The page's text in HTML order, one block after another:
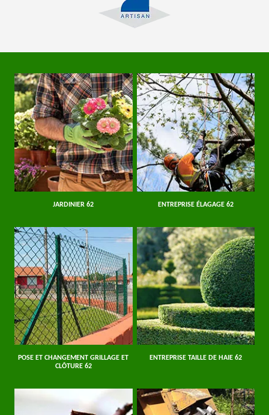
JARDINIER 62 ENTREPRISE ÉLAGAGE 62
POSE ET CHANGEMENT GRILLAGE ET
CLÔTURE 62
ENTREPRISE TAILLE DE HAIE 62